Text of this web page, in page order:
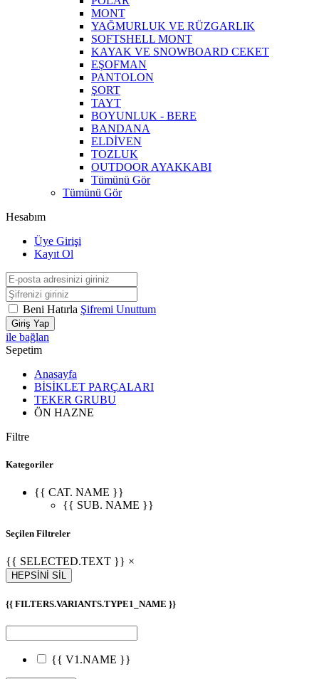
MONT
YAĞMURLUK VE RÜZGARLIK
SOFTSHELL MONT
KAYAK VE SNOWBOARD CEKET
EŞOFMAN
PANTOLON
ŞORT
TAYT
BOYUNLUK - BERE
BANDANA
ELDİVEN
TOZLUK
OUTDOOR AYAKKABI
Tümünü Gör
Tümünü Gör
Hesabım
Üye Girişi
Kayıt Ol
Beni Hatırla Şifremi Unuttum
Giriş Yap
ile bağlan
Sepetim
Anasayfa
BİSİKLET PARÇALARI
TEKER GRUBU
ÖN HAZNE
Filtre
Kategoriler
{{ CAT. NAME }}
{{ SUB. NAME }}
Seçilen Filtreler
{{ SELECTED.TEXT }} ×
HEPSİNİ SİL
{{ FILTERS.VARIANTS.TYPE1_NAME }}
{{ V1.NAME }}